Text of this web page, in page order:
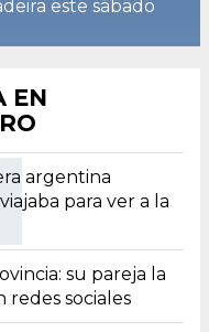
este sábado
EN
argentina
para ver a la
su pareja la
redes sociales